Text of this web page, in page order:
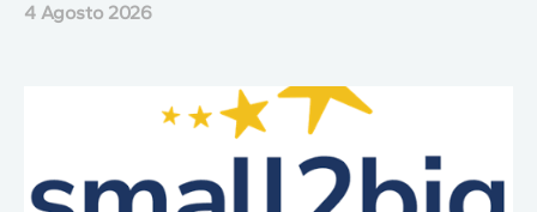
4 Agosto 2026